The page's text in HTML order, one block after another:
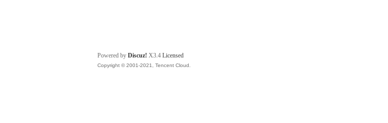
Powered by Discuz! X3.4 Licensed
Copyright © 2001-2021, Tencent Cloud.